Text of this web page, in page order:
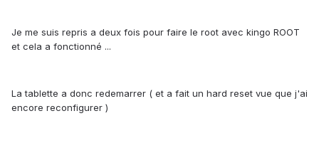
Je me suis repris a deux fois pour faire le root avec kingo ROOT
et cela a fonctionné ...
La tablette a donc redemarrer ( et a fait un hard reset vue que j'ai
encore reconfigurer )